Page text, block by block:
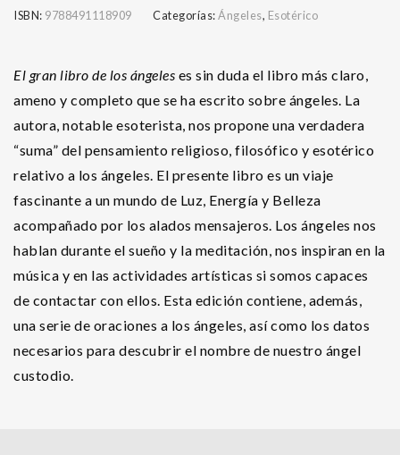
ISBN: 9788491118909 Categorías:Ángeles, Esotérico
El gran libro de los ángeles es sin duda el libro más claro,
ameno y completo que se ha escrito sobre ángeles. La
autora, notable esoterista, nos propone una verdadera
“suma” del pensamiento religioso, filosófico y esotérico
relativo a los ángeles. El presente libro es un viaje
fascinante a un mundo de Luz, Energía y Belleza
acompañado por los alados mensajeros. Los ángeles nos
hablan durante el sueño y la meditación, nos inspiran en la
música y en las actividades artísticas si somos capaces
de contactar con ellos. Esta edición contiene, además,
una serie de oraciones a los ángeles, así como los datos
necesarios para descubrir el nombre de nuestro ángel
custodio.